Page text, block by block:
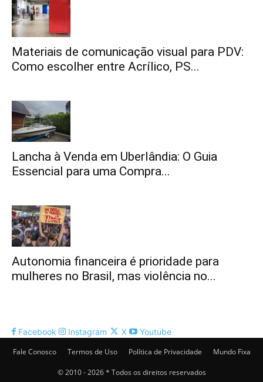
Materiais de comunicação visual para PDV:
Como escolher entre Acrílico, PS...
Lancha à Venda em Uberlândia: O Guia
Essencial para uma Compra...
Autonomia financeira é prioridade para
mulheres no Brasil, mas violência no...
Facebook Instagram X
Youtube
Fale Conosco
Termos de Uso Política de Privacidade Mundo Fixa
© 2010 - 2026 * Todos os direitos reservados